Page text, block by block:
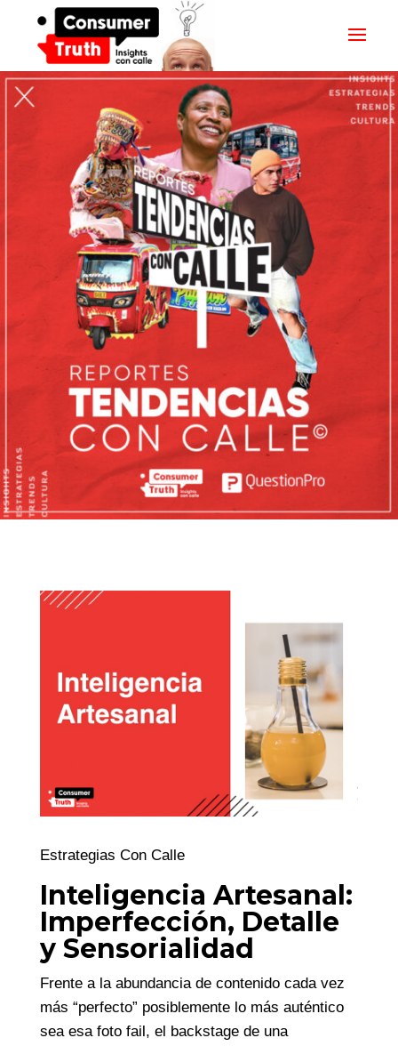
Estrategias Con Calle
Inteligencia Artesanal:
Imperfección, Detalle
y Sensorialidad
Frente a la abundancia de contenido cada vez
más “perfecto” posiblemente lo más auténtico
sea esa foto fail, el backstage de una